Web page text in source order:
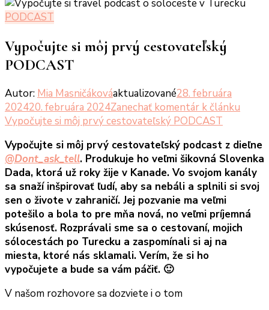
PODCAST
Vypočujte si môj prvý cestovateľský
PODCAST
Autor: Mia Masničákováaktualizované28. februára
202420. februára 2024Zanechať komentár k článku
Vypočujte si môj prvý cestovateľský PODCAST
Vypočujte si môj prvý cestovateľský podcast z dieľne
@Dont_ask_tell. Produkuje ho veľmi šikovná Slovenka
Dada, ktorá už roky žije v Kanade. Vo svojom kanály
sa snaží inšpirovať ľudí, aby sa nebáli a splnili si svoj
sen o živote v zahraničí. Jej pozvanie ma veľmi
potešilo a bola to pre mňa nová, no veľmi príjemná
skúsenosť. Rozprávali sme sa o cestovaní, mojich
sólocestách po Turecku a zaspomínali si aj na
miesta, ktoré nás sklamali. Verím, že si ho
vypočujete a bude sa vám páčiť. 🙂
V našom rozhovore sa dozviete i o tom